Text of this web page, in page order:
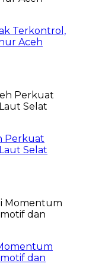
Terkontrol,
Aceh
Perkuat
Selat
dan